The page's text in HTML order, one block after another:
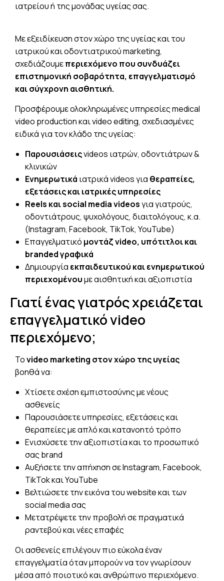
ιατρείου ή της μονάδας υγείας σας.
Με εξειδίκευση στον χώρο της υγείας και του
ιατρικού και οδοντιατρικού marketing,
σχεδιάζουμεπεριεχόμενο που συνδυάζει
επιστημονική σοβαρότητα, επαγγελματισμό
και σύγχρονη αισθητική.
Προσφέρουμε ολοκληρωμένες υπηρεσίες medical
video production και video editing, σχεδιασμένες
ειδικά για τον κλάδο της υγείας:
Παρουσιάσειςvideos ιατρών, οδοντιάτρων &
κλινικών
Ενημερωτικά ιατρικά videos για θεραπείες,
εξετάσεις και ιατρικές υπηρεσίες
Reels και social media videosγια γιατρούς,
οδοντιάτρους, ψυχολόγους, διαιτολόγους, κ.α.
(Instagram, Facebook, TikTok, YouTube)
Επαγγελματικό μοντάζ video, υπότιτλοι και
branded γραφικά
Δημιουργία εκπαιδευτικού και ενημερωτικού
περιεχομένουμε αισθητική και αξιοπιστία
Γιατί ένας γιατρός χρειάζεται
επαγγελματικό video
περιεχόμενο;
Τοvideo marketing στον χώρο της υγείας
βοηθά να:
Χτίσετε σχέση εμπιστοσύνης με νέους
ασθενείς
Παρουσιάσετε υπηρεσίες, εξετάσεις και
θεραπείες με απλό και κατανοητό τρόπο
Ενισχύσετε την αξιοπιστία και το προσωπικό
σας brand
Αυξήσετε την απήχηση σε Instagram, Facebook,
TikTok και YouTube
Βελτιώσετε την εικόνα του website και των
social media σας
Μετατρέψετε την προβολή σε πραγματικά
ραντεβού και νέες επαφές
Οι ασθενείς επιλέγουν πιο εύκολα έναν
επαγγελματία όταν μπορούν να τον γνωρίσουν
μέσα από ποιοτικό και ανθρώπινο περιεχόμενο.